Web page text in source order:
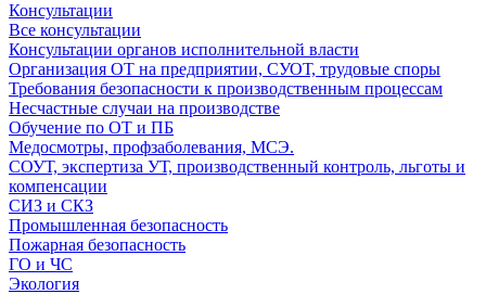
Консультации
Все консультации
Консультации органов исполнительной власти
Организация ОТ на предприятии, СУОТ, трудовые споры
Требования безопасности к производственным процессам
Несчастные случаи на производстве
Обучение по ОТ и ПБ
Медосмотры, профзаболевания, МСЭ.
СОУТ, экспертиза УТ, производственный контроль, льготы и
компенсации
СИЗ и СКЗ
Промышленная безопасность
Пожарная безопасность
ГО и ЧС
Экология